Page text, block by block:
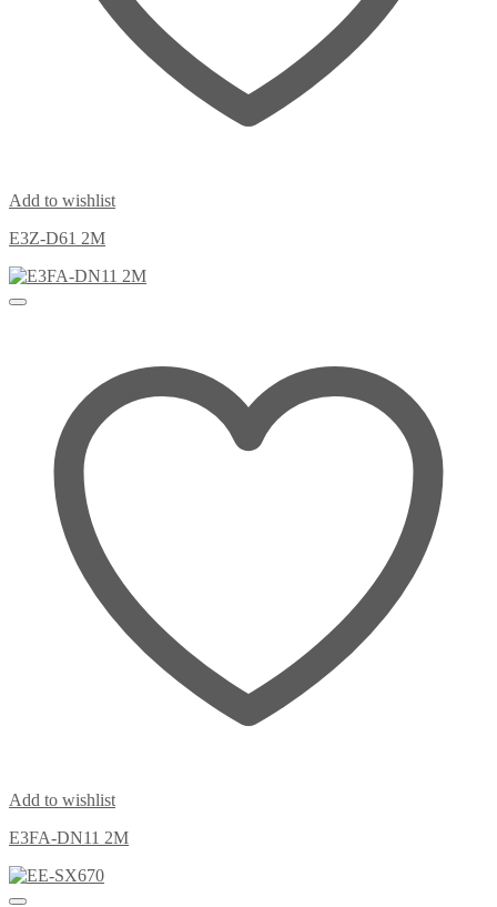
Add to wishlist
E3Z-D61 2M
Add to wishlist
E3FA-DN11 2M